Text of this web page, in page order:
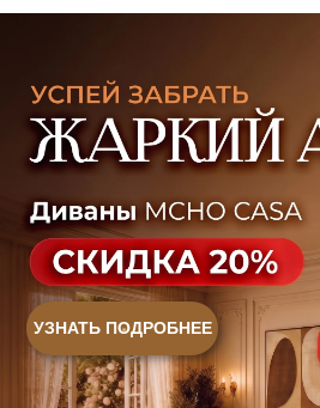
Панели
Ковры
+7 (958) 202-41-41
+7 (499) 916-60-66
+7 (932) 021-99-97
+7 (499) 916-60-10,
Sales@skyliving.ru
Ежедневно, с 10:00 до 21:00